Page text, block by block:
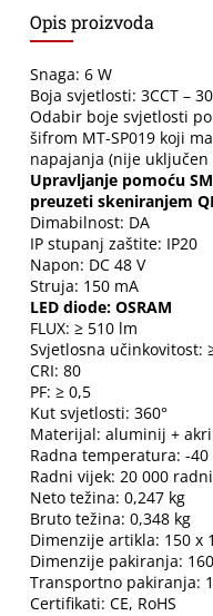
Opis proizvoda
Snaga: 6 W
Boja svjetlosti: 3CCT –
Odabir boje svjetlosti
šifrom MT-SP019 koji
napajanja (nije
Upravljanje pomoću
preuzeti skeniranjem
Dimabilnost: DA
IP stupanj zaštite: IP20
Napon: DC 48 V
Struja: 150 mA
LED diode: OSRAM
FLUX: ≥ 510 lm
Svjetlosna učinkovitost:
CRI: 80
PF: ≥ 0,5
Kut svjetlosti: 360°
Materijal: aluminij +
Radna temperatura: -40
Radni vijek: 20 000
Neto težina: 0,247 kg
Bruto težina: 0,348 kg
Dimenzije artikla: 150 x
Dimenzije pakiranja:
Transportno pakiranja:
Certifikati: CE, RoHS